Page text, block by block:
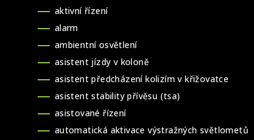
aktivní řízení
alarm
ambientní osvětlení
asistent jízdy v koloně
asistent předcházení kolizím v křižovatce
asistent stability přívěsu (tsa)
asistované řízení
automatická aktivace výstražných světlometů